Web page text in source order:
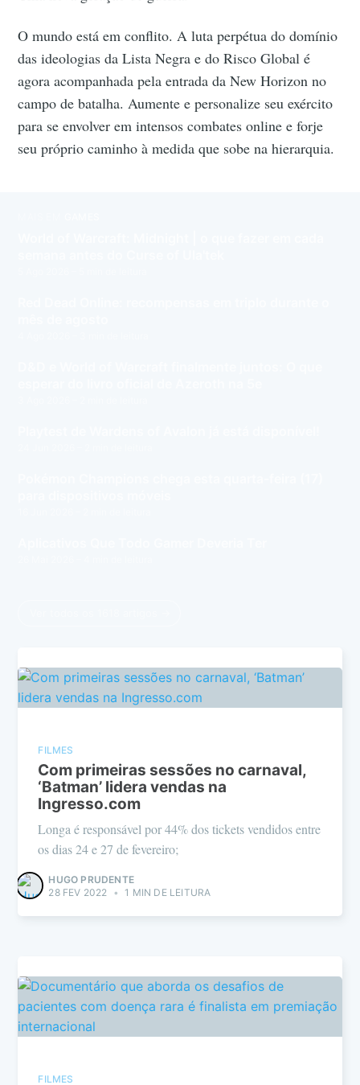
O mundo está em conflito. A luta perpétua do domínio
das ideologias da Lista Negra e do Risco Global é
agora acompanhada pela entrada da New Horizon no
campo de batalha. Aumente e personalize seu exército
para se envolver em intensos combates online e forje
seu próprio caminho à medida que sobe na hierarquia.
FILMES
Com primeiras sessões no carnaval,
‘Batman’ lidera vendas na
Ingresso.com
Longa é responsável por 44% dos tickets vendidos entre
os dias 24 e 27 de fevereiro;
HUGO PRUDENTE
28 FEV 2022
• 1 MIN DE LEITURA
FILMES